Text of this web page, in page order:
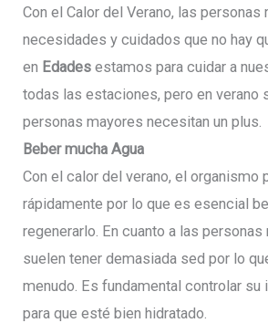
Con el Calor del Verano, las personas
necesidades y cuidados que no hay
en Edades estamos para cuidar a
todas las estaciones, pero en verano
personas mayores necesitan un plus.
Beber mucha Agua
Con el calor del verano, el organismo
rápidamente por lo que es esencial
regenerarlo. En cuanto a las personas
suelen tener demasiada sed por lo
menudo. Es fundamental controlar su
para que esté bien hidratado.